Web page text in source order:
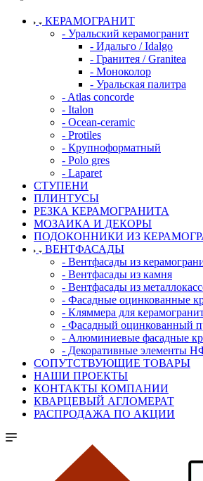
КЕРАМОГРАНИТ
- Уральский керамогранит
- Идальго / Idalgo
- Гранитея / Granitea
- Моноколор
- Уральская палитра
- Atlas concorde
- Italon
- Ocean-ceramic
- Protiles
- Крупноформатный
- Polo gres
- Laparet
СТУПЕНИ
ПЛИНТУСЫ
РЕЗКА КЕРАМОГРАНИТА
МОЗАИКА И ДЕКОРЫ
ПОДОКОННИКИ ИЗ
ВЕНТФАСАДЫ
- Вентфасады из
- Вентфасады из камня
- Вентфасады из
- Фасадные оцинкованные
- Кляммера для
- Фасадный оцинкованный
- Алюминиевые фасадные
- Декоративные элементы
СОПУТСТВУЮЩИЕ ТОВАРЫ
НАШИ ПРОЕКТЫ
КОНТАКТЫ КОМПАНИИ
КВАРЦЕВЫЙ АГЛОМЕРАТ
РАСПРОДАЖА ПО АКЦИИ